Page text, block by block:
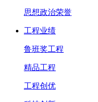
思想政治荣誉
工程业绩
鲁班奖工程
精品工程
工程创优